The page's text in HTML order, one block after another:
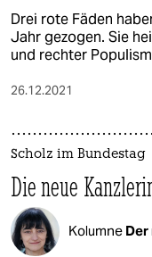
Drei rote Fäden
Jahr gezogen. Sie
und rechter
26.12.2021
Scholz im Bundestag
Die neue
Kolumne Der